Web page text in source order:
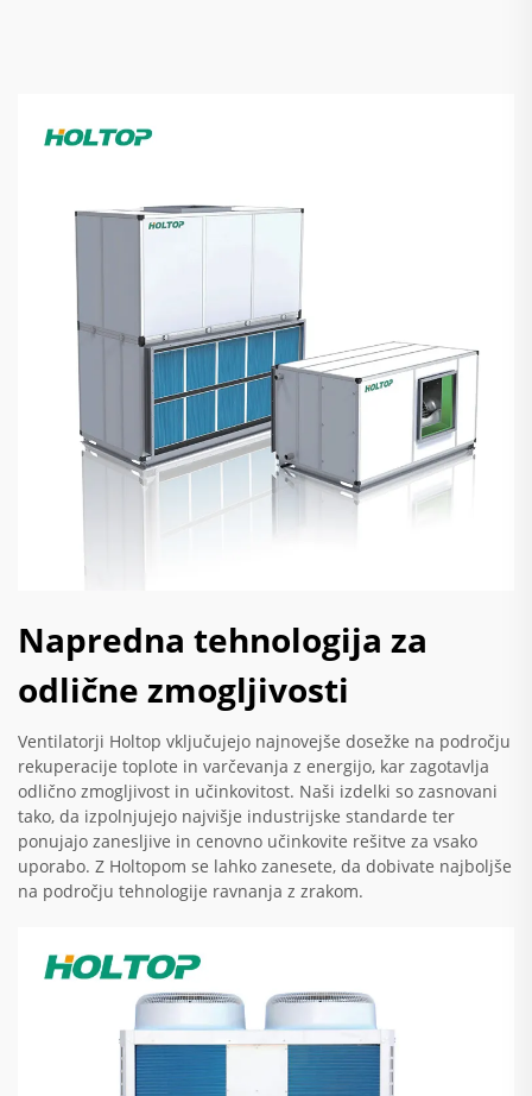
Napredna tehnologija za
odlične zmogljivosti
Ventilatorji Holtop vključujejo najnovejše dosežke na področju
rekuperacije toplote in varčevanja z energijo, kar zagotavlja
odlično zmogljivost in učinkovitost. Naši izdelki so zasnovani
tako, da izpolnjujejo najvišje industrijske standarde ter
ponujajo zanesljive in cenovno učinkovite rešitve za vsako
uporabo. Z Holtopom se lahko zanesete, da dobivate najboljše
na področju tehnologije ravnanja z zrakom.